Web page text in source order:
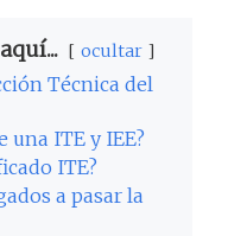
ocultar
Técnica del
una ITE y IEE?
ITE?
a pasar la